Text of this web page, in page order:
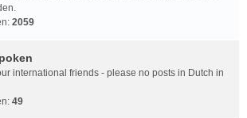
2059
international friends - please no posts in Dutch in
49